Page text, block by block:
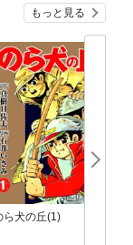
もっと見る
ら犬の丘(1)